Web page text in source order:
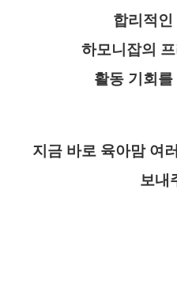
합리적인
하모니잡의
활동 기회
지금 바로 육아맘 여
보내